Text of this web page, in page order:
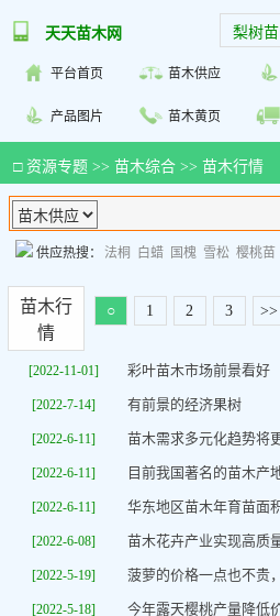
天天苗木网 梨树苗
平台首页 苗木供应
产品图片 苗木黄页
□ 资源专题 >> 苗木综合 >> 苗木行情
供应热搜： 法桐 白蜡 国槐 雪松 樱桃苗
苗木行
情
○ 1 2 3 >>
[2022-11-01] 彩叶苗木市场前景看好
[2022-7-14] 有前景的经济果树
[2022-6-11] 苗木需求多元化趋势将
[2022-6-11] 目前我国著名的苗木产
[2022-6-11] 华东地区苗木年育苗面
[2022-6-08] 苗木花卉产业实现高质
[2022-5-19] 菠萝的价格一点也不贵
[2022-5-18] 今年露天樱桃产量降低